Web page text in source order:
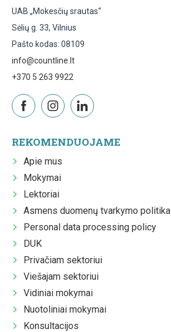
UAB „Mokesčių srautas“
Sėlių g. 33, Vilnius
Pašto kodas: 08109
info@countline.lt
+370 5 263 9922
REKOMENDUOJAME
Apie mus
Mokymai
Lektoriai
Asmens duomenų tvarkymo politika
Personal data processing policy
DUK
Privačiam sektoriui
Viešajam sektoriui
Vidiniai mokymai
Nuotoliniai mokymai
Konsultacijos